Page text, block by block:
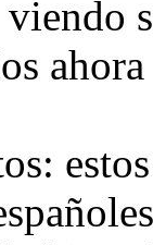
viendo